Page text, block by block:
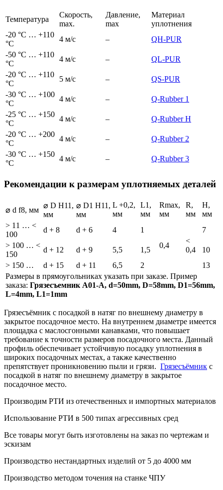
Температура
Скорость,
max.
Давление,
max
Материал
уплотнения
-20 °C … +110
°C
4 м/с – QH-PUR
-50 °C … +110
°C
4 м/с – QL-PUR
-20 °C … +110
°C
5 м/с – QS-PUR
-30 °C … +100
°C
4 м/с –
Q-Rubber 1
-25 °C … +150
°C
4 м/с –
Q-Rubber Н
-20 °C … +200
°C
4 м/с –
Q-Rubber 2
-30 °C … +150
°C
4 м/с – Q-Rubber 3
Рекомендации к размерам уплотняемых деталей
⌀ d f8, мм
⌀ D H11,
мм
⌀ D1 H11,
мм
L +0,2,
мм
L1,
мм
Rmax,
мм
R,
мм
H,
мм
> 11 … <
100
d + 8 d + 6 4
1
0,4
<
0,4
7
> 100 … <
150
d + 12 d + 9 5,5 1,5
10
> 150 …
d + 15 d + 11 6,5 2
13
Размеры в прямоугольниках указать при заказе. Пример
заказа: Грязесъемник A01-A, d=50mm, D=58mm, D1=56mm,
L=4mm, L1=1mm
Грязесъёмник с посадкой в натяг по внешнему диаметру в
закрытое посадочное место. На внутреннем диаметре имеется
площадка с маслосгонными канавками, что повышает
требование к точности размеров посадочного места. Данный
профиль обеспечивает устойчивую посадку уплотнения в
широких посадочных местах, а также качественно
препятствует проникновению пыли и грязи. Грязесъёмник с
посадкой в натяг по внешнему диаметру в закрытое
посадочное место.
Производим РТИ из отечественных и импортных материалов
Использование РТИ в 500 типах агрессивных сред
Все товары могут быть изготовлены на заказ по чертежам и
эскизам
Производство нестандартных изделий от 5 до 4000 мм
Производство методом точения на станке ЧПУ